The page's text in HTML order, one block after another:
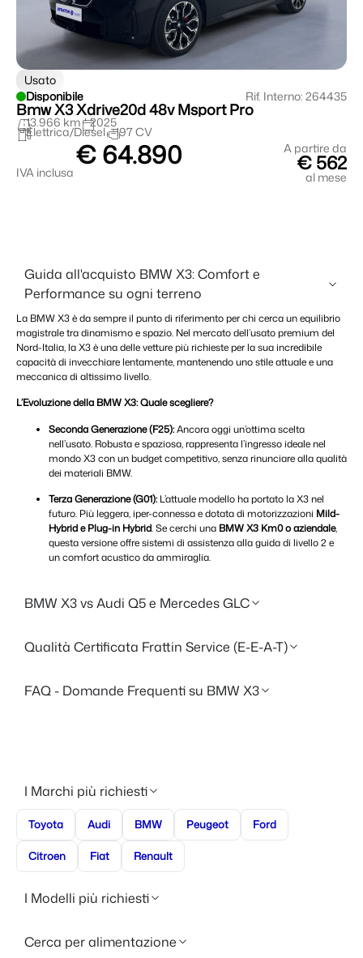
Usato
Disponibile
Rif. Interno: 264435
Bmw X3 Xdrive20d 48v Msport Pro
13.966 km 2025
Elettrica/Diesel 197 CV
€ 64.890
IVA inclusa
A partire da
€ 562
al mese
Guida all'acquisto BMW X3: Comfort e
Performance su ogni terreno
La BMW X3 è da sempre il punto di riferimento per chi cerca un equilibrio
magistrale tra dinamismo e spazio. Nel mercato dell’usato premium del
Nord-Italia, la X3 è una delle vetture più richieste per la sua incredibile
capacità di invecchiare lentamente, mantenendo uno stile attuale e una
meccanica di altissimo livello.
L’Evoluzione della BMW X3: Quale scegliere?
Seconda Generazione (F25):Ancora oggi un’ottima scelta
nell’usato. Robusta e spaziosa, rappresenta l’ingresso ideale nel
mondo X3 con un budget competitivo, senza rinunciare alla qualità
dei materiali BMW.
Terza Generazione (G01): L’attuale modello ha portato la X3 nel
futuro. Più leggera, iper-connessa e dotata di motorizzazioni Mild-
Hybrid e Plug-in Hybrid. Se cerchi una BMW X3 Km0 o aziendale,
questa versione offre sistemi di assistenza alla guida di livello 2 e
un comfort acustico da ammiraglia.
BMW X3 vs Audi Q5 e Mercedes GLC
Qualità Certificata Frattin Service (E-E-A-T)
FAQ - Domande Frequenti su BMW X3
I Marchi più richiesti
Toyota Audi BMW Peugeot Ford
Citroen Fiat Renault
I Modelli più richiesti
Cerca per alimentazione